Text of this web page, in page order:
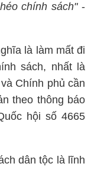
chính sách"-
là làm mất đi
sách, nhất là
Chính phủ cần
theo thông báo
hội số 4665
dân tộc là lĩnh